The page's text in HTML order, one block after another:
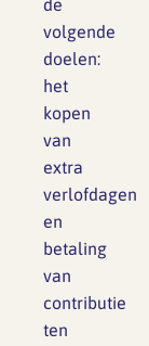
de
volgende
doelen:
het
kopen
van
extra
verlofdagen
en
betaling
van
contributie
ten